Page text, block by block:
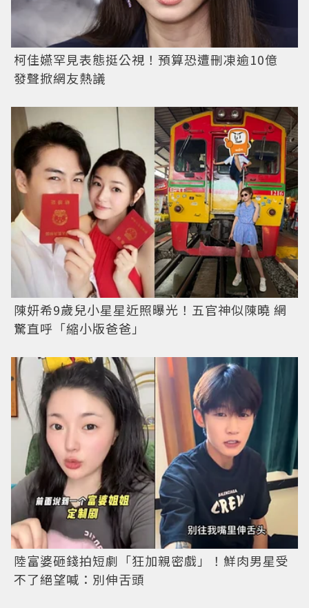
柯佳嬿罕見表態挺公視！預算恐遭刪凍逾10億
發聲掀網友熱議
陳妍希9歲兒小星星近照曝光！五官神似陳曉 網
驚直呼「縮小版爸爸」
陸富婆砸錢拍短劇「狂加親密戲」！鮮肉男星受
不了絕望喊：別伸舌頭